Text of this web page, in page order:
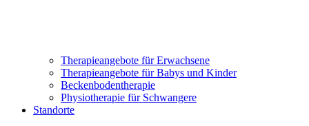
Therapieangebote für Erwachsene
Therapieangebote für Babys und Kinder
Beckenbodentherapie
Physiotherapie für Schwangere
Standorte